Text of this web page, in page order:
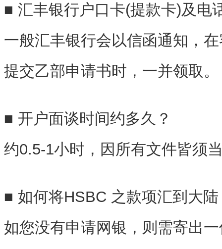
■ 汇丰银行户口卡(提款卡)及电
一般汇丰银行会以信函通知，
提交乙部申请书时，一并领取。
■ 开户面谈时间约多久？
约0.5-1小时，因所有文件皆须
■ 如何将HSBC 之款项汇到大陆
如您没有申请网银，则需寄出